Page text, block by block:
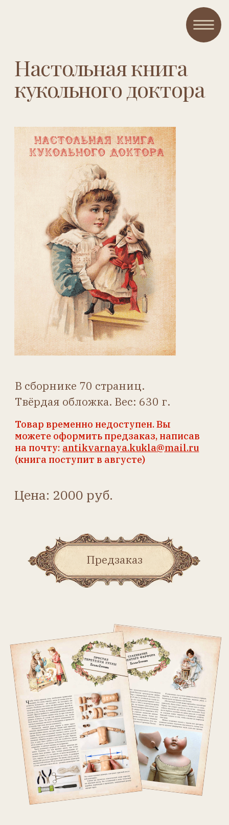
Сборник статей, касающихся
вопросов ремонта и ухода за
антикварными куклами. В
него вошли все уже
опубликованные в журнале
статьи по этой тематике, а
также три новые –
изготовление крышечек
(пейтов), склеивание
фарфора и восстановление
скола фарфора. Статьи
расположены в логическом
порядке – от покупки куклы
до ухода за одеждой.
кукольного доктора
В сборнике 70 страниц.
Твёрдая обложка. Вес: 630 г.
Товар временно недоступен. Вы
можете оформить предзаказ, написав
antikvarnaya.kukla@mail.ru
(книга поступит в августе)
Цена: 2000 руб.
Предзаказ